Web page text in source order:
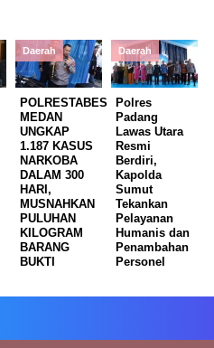
Daerah
POLRESTABES
MEDAN
UNGKAP
1.187 KASUS
NARKOBA
DALAM 300
HARI,
MUSNAHKAN
PULUHAN
KILOGRAM
BARANG
BUKTI
Daerah
Polres
Padang
Lawas Utara
Resmi
Berdiri,
Kapolda
Sumut
Tekankan
Pelayanan
Humanis dan
Penambahan
Personel